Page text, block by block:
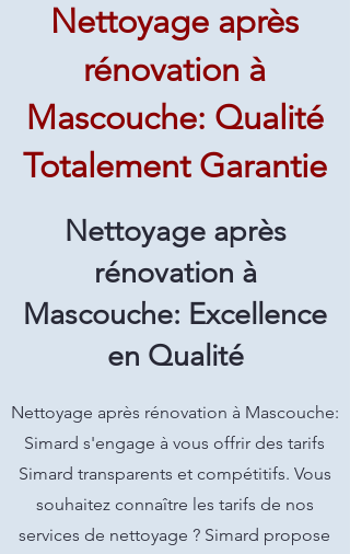
Nettoyage après
rénovation à
Mascouche: Qualité
Totalement Garantie
Nettoyage après
rénovation à
Mascouche: Excellence
en Qualité
Nettoyage après rénovation à Mascouche:
Simard s'engage à vous offrir des tarifs
Simard transparents et compétitifs. Vous
souhaitez connaître les tarifs de nos
services de nettoyage ? Simard propose